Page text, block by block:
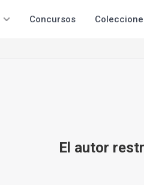
Concursos
El autor